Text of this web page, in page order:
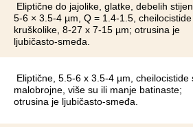
Eliptične do jajolike, glatke, debelih
5-6 × 3.5-4 µm, Q = 1.4-1.5,
kruškolike, 8-27 x 7-15 µm; otrusina je
ljubičasto-smeđa.
Eliptične, 5.5-6 x 3.5-4 µm, cheilocistide
malobrojne, više su ili manje batinaste;
otrusina je ljubičasto-smeđa.